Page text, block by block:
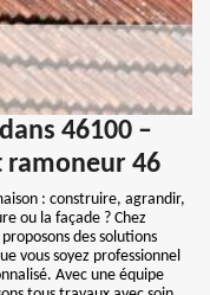
46100 –
ramoneur 46
: construire, agrandir,
ou la façade ? Chez
des solutions
vous soyez professionnel
Avec une équipe